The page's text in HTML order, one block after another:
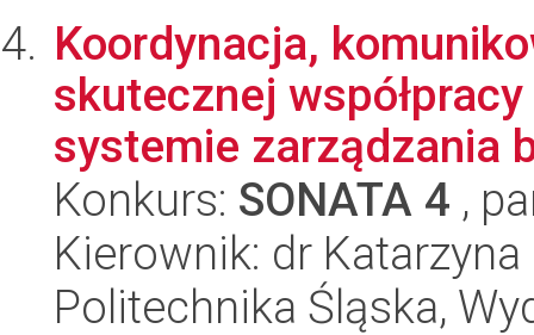
Koordynacja,
skutecznej
systemie zarządzania
Konkurs: SONATA 4 ,
Kierownik: dr
Politechnika Śląska,